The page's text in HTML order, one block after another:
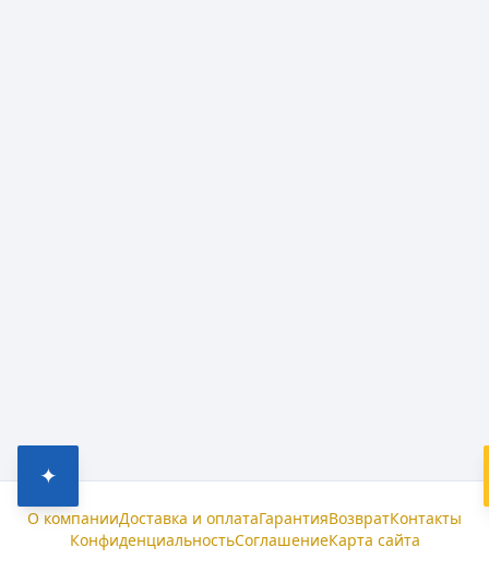
✦
О компанииДоставка и оплатаГарантияВозвратКонтакты
КонфиденциальностьСоглашениеКарта сайта